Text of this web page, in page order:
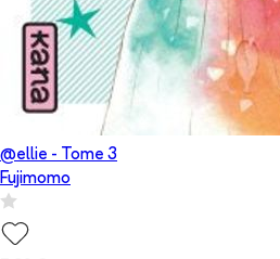
@ellie - Tome 3
Fujimomo